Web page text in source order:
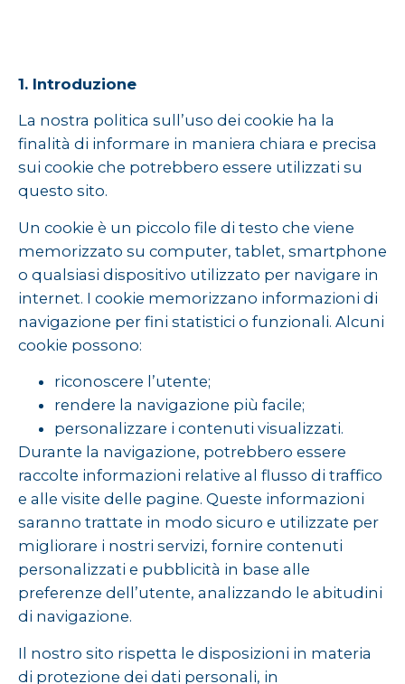
1. Introduzione
La nostra politica sull’uso dei cookie ha la
finalità di informare in maniera chiara e precisa
sui cookie che potrebbero essere utilizzati su
questo sito.
Un cookie è un piccolo file di testo che viene
memorizzato su computer, tablet, smartphone
o qualsiasi dispositivo utilizzato per navigare in
internet. I cookie memorizzano informazioni di
navigazione per fini statistici o funzionali. Alcuni
cookie possono:
riconoscere l’utente;
rendere la navigazione più facile;
personalizzare i contenuti visualizzati.
Durante la navigazione, potrebbero essere
raccolte informazioni relative al flusso di traffico
e alle visite delle pagine. Queste informazioni
saranno trattate in modo sicuro e utilizzate per
migliorare i nostri servizi, fornire contenuti
personalizzati e pubblicità in base alle
preferenze dell’utente, analizzando le abitudini
di navigazione.
Il nostro sito rispetta le disposizioni in materia
di protezione dei dati personali, in